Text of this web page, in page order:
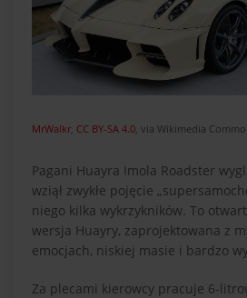
MrWalkr CC BY-SA 4.0 , via Wikimedia
Pagani Huayra Imola Roadster
wziął zwykłe pojęcie
niego kilka wykrzykników. To
wersja Huayry, zaprojektowana z
emocjach, niskiej masie i bardzo
Za plecami kierowcy pracuje 6-